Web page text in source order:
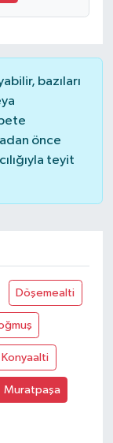
bazıları
önce
teyit
Döşemealti
Konyaalti
Muratpaşa